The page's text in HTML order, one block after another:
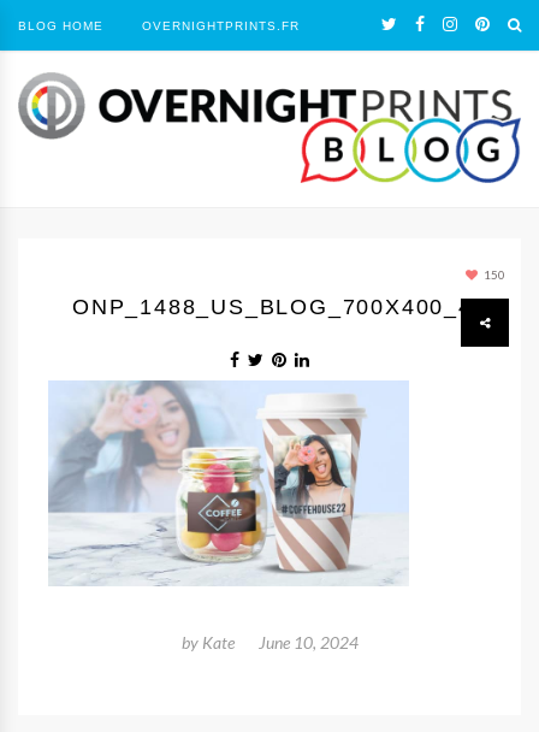
BLOG HOME OVERNIGHTPRINTS.FR
150
ONP_1488_US_BLOG_700X400_4
by Kate June 10, 2024